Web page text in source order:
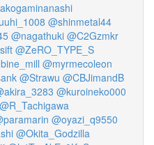
@shinmetal44
@nagathuki @C2Gzmkr
@ZeRO_TYPE_S
@myrmecoleon
@Strawu @CBJimandB
@kuroineko000
@R_Tachigawa
@oyazi_q9550
@Okita_Godzilla